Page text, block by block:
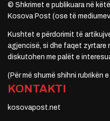
© Shkrimet e publikuara në
Kosova Post (ose të
Kushtet e përdorimit të
agjencisë, si dhe faqet zyrtare
diskutohen me palët e
(Për më shumë shihni rubrikën
KONTAKTI
kosovapost.net